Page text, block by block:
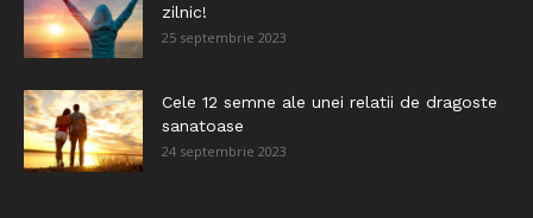
zilnic!
25 septembrie 2023
Cele 12 semne ale unei relatii de dragoste
sanatoase
24 septembrie 2023